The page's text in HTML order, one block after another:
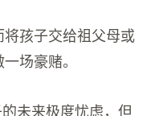
孩子交给祖父母或
场豪赌。
未来极度忧虑，但